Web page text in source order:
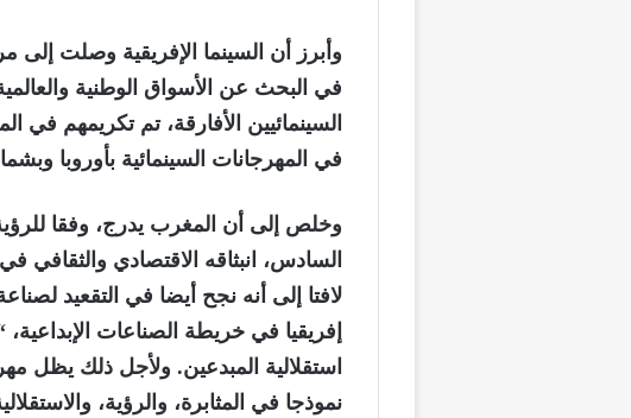
وأبرز أن السينما الإفريقية وصلت إلى
في البحث عن الأسواق الوطنية
السينمائيين الأفارقة، تم تكريمهم في
في المهرجانات السينمائية بأوروبا
وخلص إلى أن المغرب يدرج، وفقا
السادس، انبثاقه الاقتصادي والثقافي
لافتا إلى أنه نجح أيضا في التقعيد
إفريقيا في خريطة الصناعات
استقلالية المبدعين. ولأجل ذلك يظل
نموذجا في المثابرة، والرؤية،